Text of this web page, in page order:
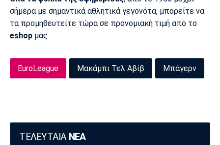
σήμερα με σημαντικά αθλητικά γεγονότα, μπορείτε να
τα προμηθευτείτε τώρα σε προνομιακή τιμή από το
eshop μας
EuroLeague Μακάμπι Τελ Αβίβ Μπάγερν
ΤΕΛΕΥΤΑΙΑ ΝΕΑ